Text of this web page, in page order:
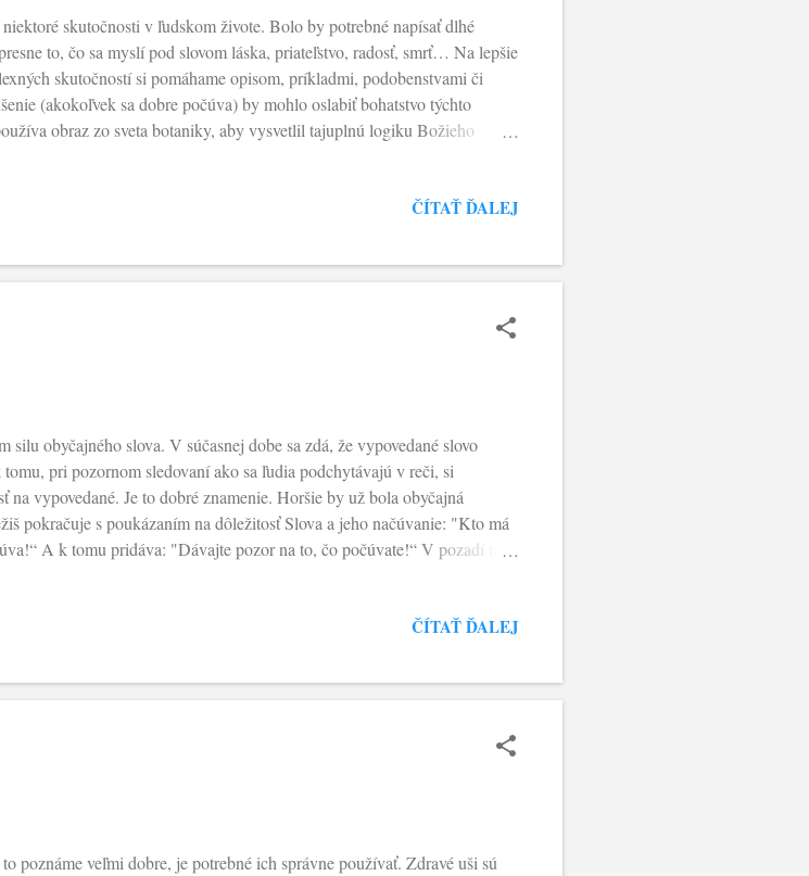
skutočnosti v ľudskom živote. Bolo by potrebné napísať dlhé
to, čo sa myslí pod slovom láska, priateľstvo, radosť, smrť… Na lepšie
skutočností si pomáhame opisom, príkladmi, podobenstvami či
(akokoľvek sa dobre počúva) by mohlo oslabiť bohatstvo týchto
obraz zo sveta botaniky, aby vysvetlil tajuplnú logiku Božieho
moc všetko meniť a dať nový zmysel. Mení všetko bez toho, aby sa
ktorí si tento jeho rast všímajú, a predsa ako to chodí v prírode, i raz už
ČÍTAŤ ĎALEJ
silu obyčajného slova. V súčasnej dobe sa zdá, že vypovedané slovo
pri pozornom sledovaní ako sa ľudia podchytávajú v reči, si
vypovedané. Je to dobré znamenie. Horšie by už bola obyčajná
pokračuje s poukázaním na dôležitosť Slova a jeho načúvanie: "Kto má
A k tomu pridáva: "Dávajte pozor na to, čo počúvate!“ V pozadí tejto
zo vzťahu s Bohom a je poznačená pokorou, vďačnosťou a dôverou,
A tá, skôr či neskôr, sa bude prejavovať navonok. Jedinou starosťou...
ČÍTAŤ ĎALEJ
poznáme veľmi dobre, je potrebné ich správne používať. Zdravé uši sú